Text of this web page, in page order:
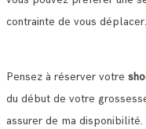
contrainte de vous déplacer.
Pensez à réserver votre
du début de votre
assurer de ma